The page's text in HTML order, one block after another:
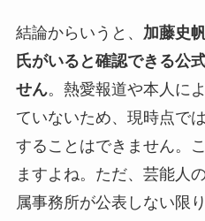
結論からいうと、 加藤史
氏がいると確認できる公
せん。熱愛報道や本人に
ていないため、現時点で
することはできません。
ますよね。ただ、芸能人
属事務所が公表しない限